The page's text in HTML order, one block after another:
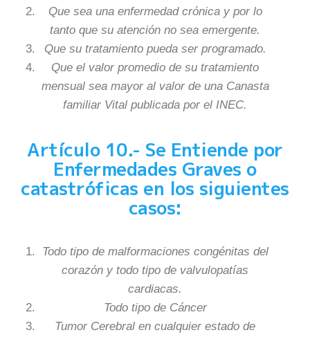
Que sea una enfermedad crónica y por lo
tanto que su atención no sea emergente.
Que su tratamiento pueda ser programado.
Que el valor promedio de su tratamiento
mensual sea mayor al valor de una Canasta
familiar Vital publicada por el INEC.
Artículo 10.- Se Entiende por
Enfermedades Graves o
catastróficas en los siguientes
casos:
Todo tipo de malformaciones congénitas del
corazón y todo tipo de valvulopatías
cardiacas.
Todo tipo de Cáncer
Tumor Cerebral en cualquier estado de